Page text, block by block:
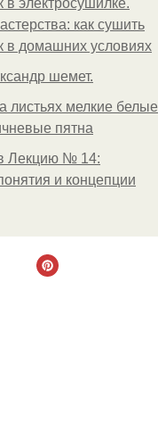
электросушилке.
как сушить
в домашних условиях
шемет.
листьях мелкие белые
пятна
Лекцию № 14:
и концепции